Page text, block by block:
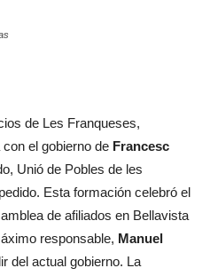
de Les Franqueses,
el gobierno de Francesc
Unió de Pobles de les
Esta formación celebró el
de afiliados en Bellavista
responsable, Manuel
del actual gobierno. La